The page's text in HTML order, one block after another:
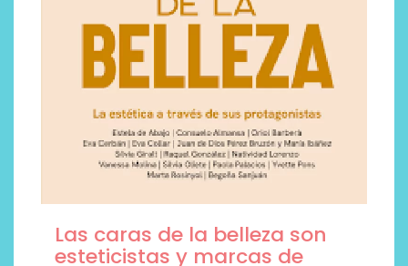
Las caras de la belleza son
esteticistas y marcas de